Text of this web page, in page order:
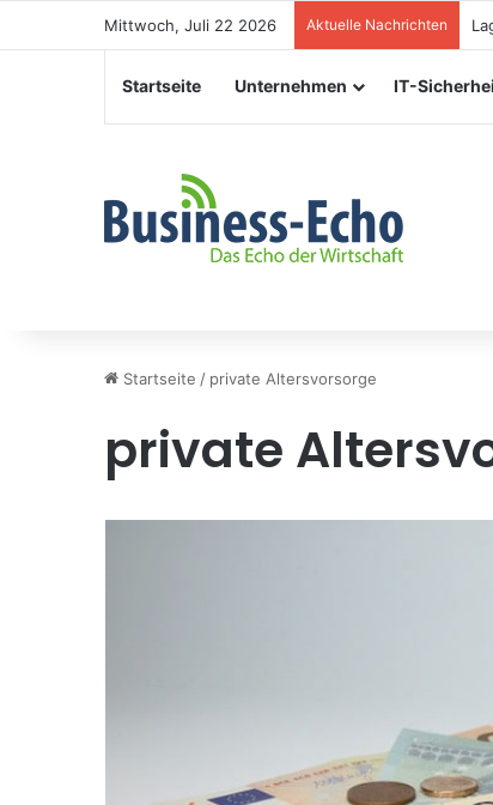
Mittwoch, Juli 22 2026 Aktuelle Nachrichten
Startseite Unternehmen IT-
Startseite / private Altersvorsorge
private